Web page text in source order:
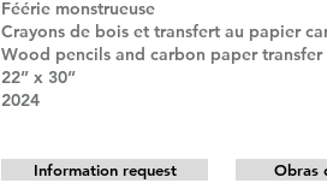
Féérie monstrueuse
Crayons de bois et transfert au papier
Wood pencils and carbon paper
22” x 30”
2024
Information request Obras